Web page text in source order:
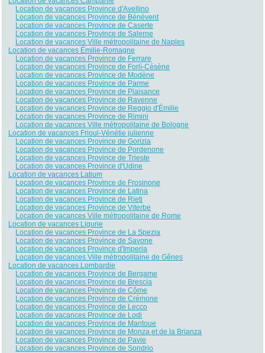
Location de vacances Province d'Avellino
Location de vacances Province de Bénévent
Location de vacances Province de Caserte
Location de vacances Province de Salerne
Location de vacances Ville métropolitaine de Naples
Location de vacances Émilie-Romagne
Location de vacances Province de Ferrare
Location de vacances Province de Forlì-Césène
Location de vacances Province de Modène
Location de vacances Province de Parme
Location de vacances Province de Plaisance
Location de vacances Province de Ravenne
Location de vacances Province de Reggio d'Émilie
Location de vacances Province de Rimini
Location de vacances Ville métropolitaine de Bologne
Location de vacances Frioul-Vénétie julienne
Location de vacances Province de Gorizia
Location de vacances Province de Pordenone
Location de vacances Province de Trieste
Location de vacances Province d'Udine
Location de vacances Latium
Location de vacances Province de Frosinone
Location de vacances Province de Latina
Location de vacances Province de Rieti
Location de vacances Province de Viterbe
Location de vacances Ville métropolitaine de Rome
Location de vacances Ligurie
Location de vacances Province de La Spezia
Location de vacances Province de Savone
Location de vacances Province d'Imperia
Location de vacances Ville métropolitaine de Gênes
Location de vacances Lombardie
Location de vacances Province de Bergame
Location de vacances Province de Brescia
Location de vacances Province de Côme
Location de vacances Province de Crémone
Location de vacances Province de Lecco
Location de vacances Province de Lodi
Location de vacances Province de Mantoue
Location de vacances Province de Monza et de la Brianza
Location de vacances Province de Pavie
Location de vacances Province de Sondrio